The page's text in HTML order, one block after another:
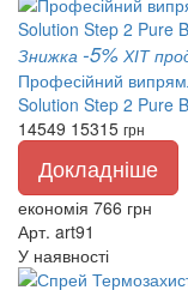
Знижка -5% ХІТ
Професійний
Solution Step 2 Pure
14549 15315 грн
Докладніше
економія 766 грн
Арт. art91
У наявності